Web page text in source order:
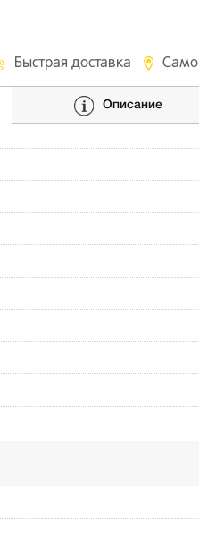
Быстрая доставка
Описание